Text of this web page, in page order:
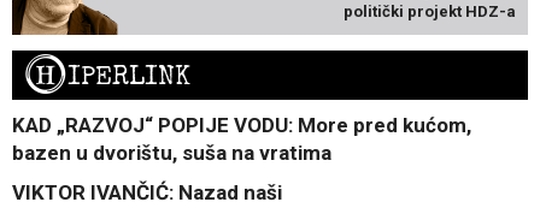
politički projekt HDZ-a
HIPERLINK
KAD „RAZVOJ“ POPIJE VODU: More pred kućom,
bazen u dvorištu, suša na vratima
VIKTOR IVANČIĆ: Nazad naši